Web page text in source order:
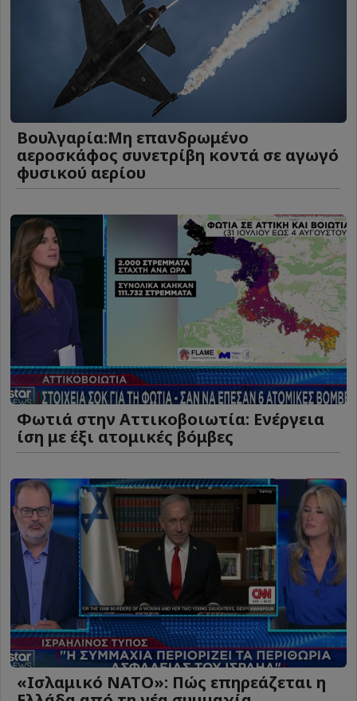
Βουλγαρία:Μη επανδρωμένο
αεροσκάφος συνετρίβη κοντά σε αγωγό
φυσικού αερίου
Φωτιά στην Αττικοβοιωτία: Ενέργεια
ίση με έξι ατομικές βόμβες
«Ισλαμικό ΝΑΤΟ»: Πώς επηρεάζεται η